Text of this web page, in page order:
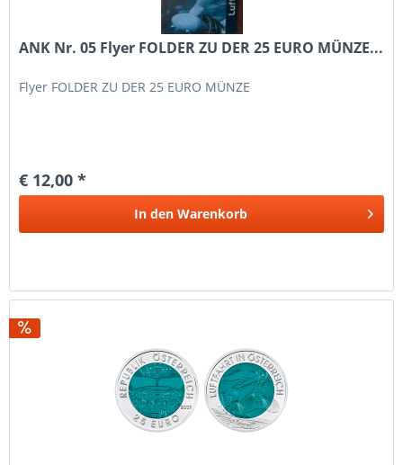
ANK Nr. 05 Flyer FOLDER ZU DER 25 EURO MÜNZE...
Flyer FOLDER ZU DER 25 EURO MÜNZE
€ 12,00 *
In den Warenkorb